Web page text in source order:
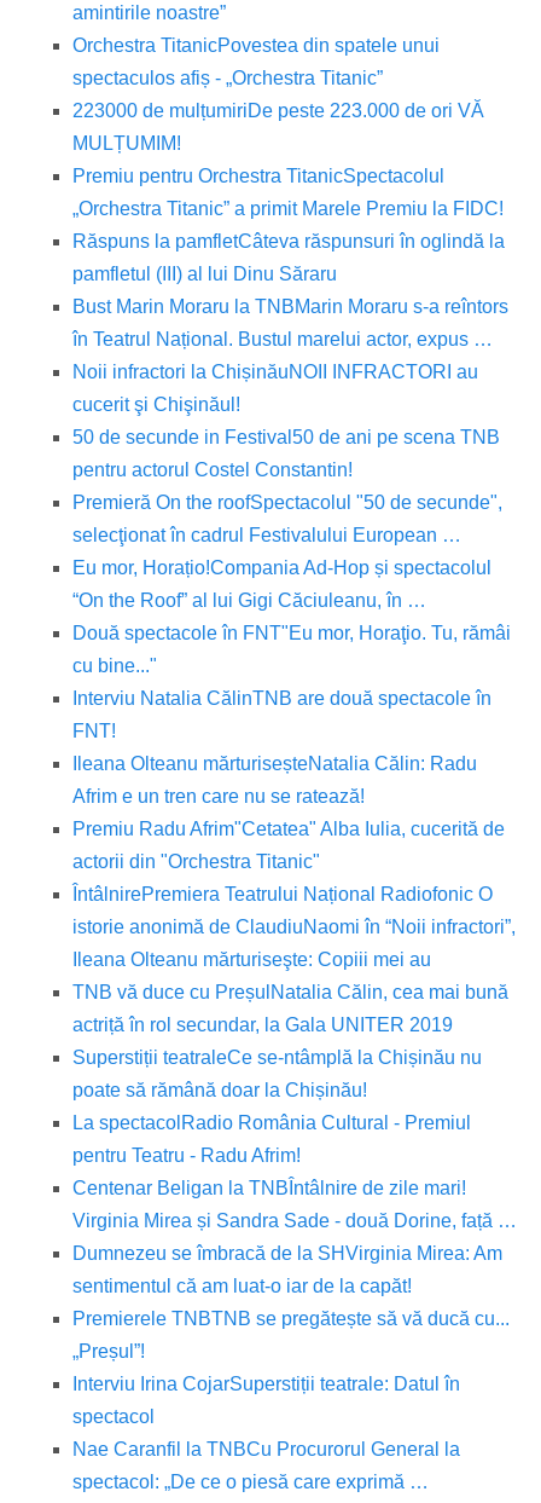
amintirile noastre”
Orchestra TitanicPovestea din spatele unui
spectaculos afiș - „Orchestra Titanic”
223000 de mulțumiriDe peste 223.000 de ori VĂ
MULȚUMIM!
Premiu pentru Orchestra TitanicSpectacolul
„Orchestra Titanic” a primit Marele Premiu la FIDC!
Răspuns la pamfletCâteva răspunsuri în oglindă la
pamfletul (III) al lui Dinu Săraru
Bust Marin Moraru la TNBMarin Moraru s-a reîntors
în Teatrul Național. Bustul marelui actor, expus …
Noii infractori la ChișinăuNOII INFRACTORI au
cucerit şi Chişinăul!
50 de secunde in Festival 50 de ani pe scena TNB
pentru actorul Costel Constantin!
Premieră On the roofSpectacolul "50 de secunde",
selecţionat în cadrul Festivalului European …
Eu mor, Horațio!Compania Ad-Hop și spectacolul
“On the Roof” al lui Gigi Căciuleanu, în …
Două spectacole în FNT"Eu mor, Horaţio. Tu, rămâi
cu bine..."
Interviu Natalia CălinTNB are două spectacole în
FNT!
Ileana Olteanu mărturiseșteNatalia Călin: Radu
Afrim e un tren care nu se ratează!
Premiu Radu Afrim"Cetatea" Alba Iulia, cucerită de
actorii din "Orchestra Titanic"
ÎntâlnirePremiera Teatrului Național Radiofonic O
istorie anonimă de ClaudiuNaomi în “Noii infractori”,
Ileana Olteanu mărturiseşte: Copiii mei au
TNB vă duce cu Preșul Natalia Călin, cea mai bună
actriță în rol secundar, la Gala UNITER 2019
Superstiții teatraleCe se-ntâmplă la Chișinău nu
poate să rămână doar la Chișinău!
La spectacol Radio România Cultural - Premiul
pentru Teatru - Radu Afrim!
Centenar Beligan la TNB Întâlnire de zile mari!
Virginia Mirea și Sandra Sade - două Dorine, față …
Dumnezeu se îmbracă de la SHVirginia Mirea: Am
sentimentul că am luat-o iar de la capăt!
Premierele TNBTNB se pregătește să vă ducă cu...
„Preșul”!
Interviu Irina CojarSuperstiții teatrale: Datul în
spectacol
Nae Caranfil la TNBCu Procurorul General la
spectacol: „De ce o piesă care exprimă …